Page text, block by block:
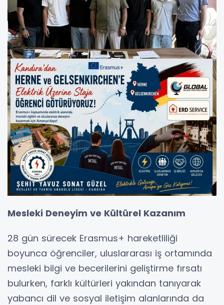
Mesleki Deneyim ve Kültürel Kazanım
28 gün sürecek Erasmus+ hareketliliği
boyunca öğrenciler, uluslararası iş ortamında
mesleki bilgi ve becerilerini geliştirme fırsatı
bulurken, farklı kültürleri yakından tanıyarak
yabancı dil ve sosyal iletişim alanlarında da